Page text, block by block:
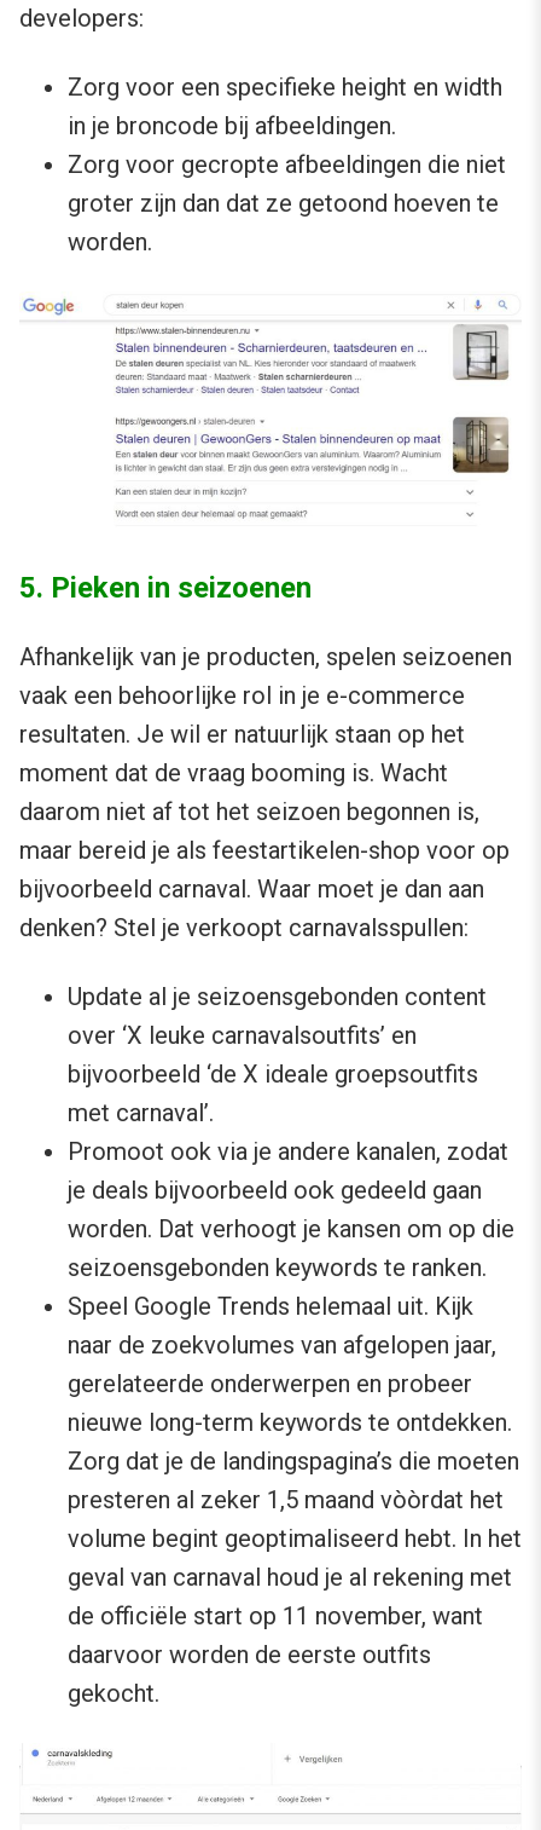
developers:
Zorg voor een specifieke height en width
in je broncode bij afbeeldingen.
Zorg voor gecropte afbeeldingen die niet
groter zijn dan dat ze getoond hoeven te
worden.
5. Pieken in seizoenen
Afhankelijk van je producten, spelen seizoenen
vaak een behoorlijke rol in je e-commerce
resultaten. Je wil er natuurlijk staan op het
moment dat de vraag booming is. Wacht
daarom niet af tot het seizoen begonnen is,
maar bereid je als feestartikelen-shop voor op
bijvoorbeeld carnaval. Waar moet je dan aan
denken? Stel je verkoopt carnavalsspullen:
Update al je seizoensgebonden content
over ‘X leuke carnavalsoutfits’ en
bijvoorbeeld ‘de X ideale groepsoutfits
met carnaval’.
Promoot ook via je andere kanalen, zodat
je deals bijvoorbeeld ook gedeeld gaan
worden. Dat verhoogt je kansen om op die
seizoensgebonden keywords te ranken.
Speel Google Trends helemaal uit. Kijk
naar de zoekvolumes van afgelopen jaar,
gerelateerde onderwerpen en probeer
nieuwe long-term keywords te ontdekken.
Zorg dat je de landingspagina’s die moeten
presteren al zeker 1,5 maand vòòrdat het
volume begint geoptimaliseerd hebt. In het
geval van carnaval houd je al rekening met
de officiële start op 11 november, want
daarvoor worden de eerste outfits
gekocht.